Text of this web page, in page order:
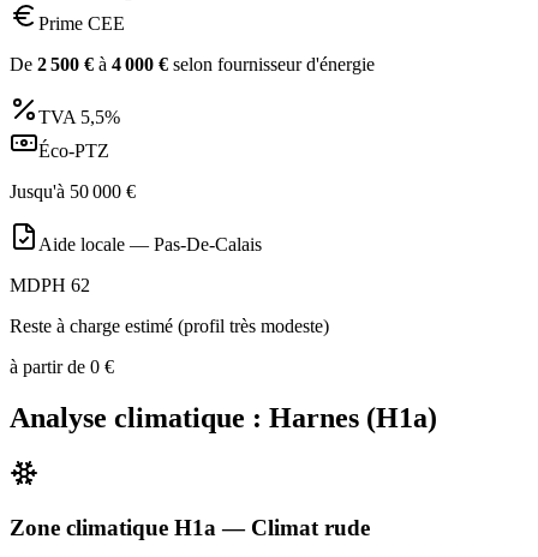
Prime CEE
De 2 500 € à 4 000 € selon fournisseur d'énergie
TVA 5,5%
Éco-PTZ
Jusqu'à 50 000 €
Aide locale — Pas-De-Calais
MDPH 62
Reste à charge estimé (profil très modeste)
à partir de 0 €
Analyse climatique : Harnes (H1a)
Zone climatique H1a — Climat rude